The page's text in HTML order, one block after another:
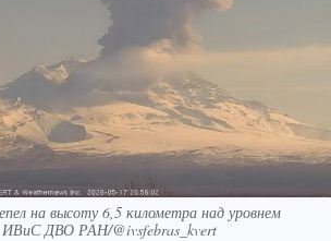
на высоту 6,5 километра над уровнем
ДВО РАН/@ivsfebras_kvert